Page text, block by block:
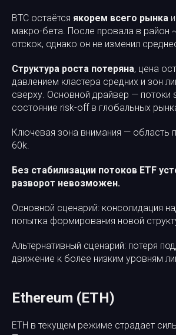
BTC остаётся якорем всего рынка
макро-бета. После провала в район
отскок, однако он не изменил
Структура роста потеряна, цена
давлением кластера средних и зон
сверху. Основной драйвер — потоки
состояние risk-off в глобальных
Ключевая зона внимания — область
60k.
Без стабилизации потоков ETF
разворот невозможен.
Основной сценарий: консолидация
попытка формирования новой
Альтернативный сценарий: потеря
движение к более низким уровням
Ethereum (ETH)
ETH в текущем режиме страдает